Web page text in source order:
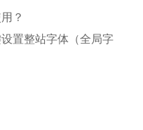
？
置整站字体（全局字